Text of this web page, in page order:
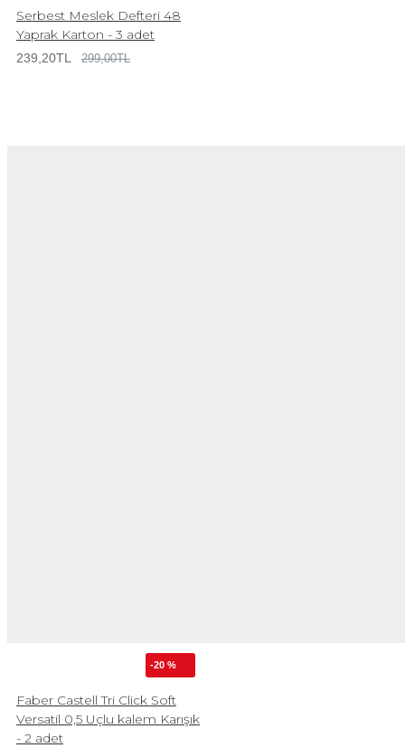
Serbest Meslek Defteri 48
Yaprak Karton - 3 adet
239,20TL 299,00TL
-20 %
Faber Castell Tri Click Soft
Versatil 0,5 Uçlu kalem Karışık
- 2 adet